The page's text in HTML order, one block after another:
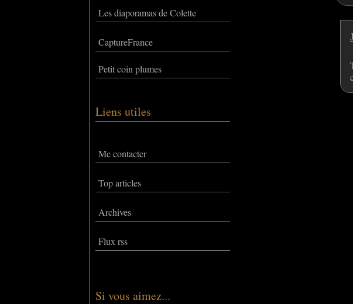
Les diaporamas de Colette
CaptureFrance
Petit coin plumes
Liens utiles
Me contacter
Top articles
Archives
Flux rss
Si vous aimez...